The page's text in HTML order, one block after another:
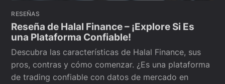
RESEÑAS
Reseña de Halal Finance – ¡Explore Si Es
una Plataforma Confiable!
Descubra las características de Halal Finance, sus
pros, contras y cómo comenzar. ¿Es una plataforma
de trading confiable con datos de mercado en